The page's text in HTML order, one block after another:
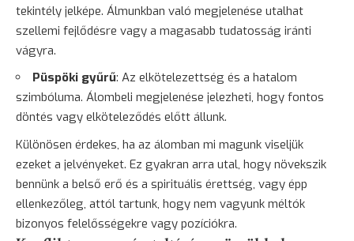
tekintély jelképe. Álmunkban való megjelenése utalhat
szellemi fejlődésre vagy a magasabb tudatosság iránti
vágyra.
Püspöki gyűrű: Az elkötelezettség és a hatalom
szimbóluma. Álombeli megjelenése jelezheti, hogy fontos
döntés vagy elköteleződés előtt állunk.
Különösen érdekes, ha az álomban mi magunk viseljük
ezeket a jelvényeket. Ez gyakran arra utal, hogy növekszik
bennünk a belső erő és a spirituális érettség, vagy épp
ellenkezőleg, attól tartunk, hogy nem vagyunk méltók
bizonyos felelősségekre vagy pozíciókra.